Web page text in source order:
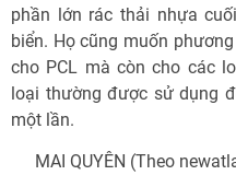
phần lớn rác thải nhựa
biển. Họ cũng muốn
cho PCL mà còn cho các
loại thường được sử dụng
một lần.
MAI QUYÊN (Theo